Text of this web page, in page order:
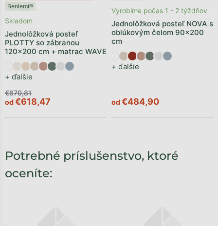
Benlemi®
Jednolôžková posteľ
PLOTTY so zábranou
120x200 cm + matrac WAVE
+ ďalšie
Skladom
€670,81
od€618,47
Jednolôžková posteľ NOVA s
oblúkovým čelom 90x200
cm
+ ďalšie
Vyrobíme počas 1 - 2 týždňov
od€484,90
Potrebné príslušenstvo, ktoré
oceníte: